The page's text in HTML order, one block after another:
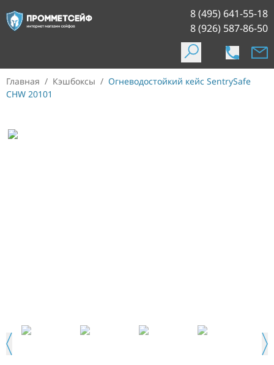
8 (495) 641-55-18
8 (926) 587-86-50
Главная / Кэшбоксы / Огневодостойкий кейс SentrySafe
CHW 20101